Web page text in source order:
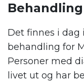
Behandling
Det finnes i dag
behandling for
Personer med
livet ut og har